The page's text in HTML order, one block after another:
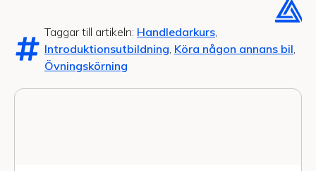
Taggar till artikeln: Handledarkurs
Introduktionsutbildning Köra någon annans bil
Övningskörning